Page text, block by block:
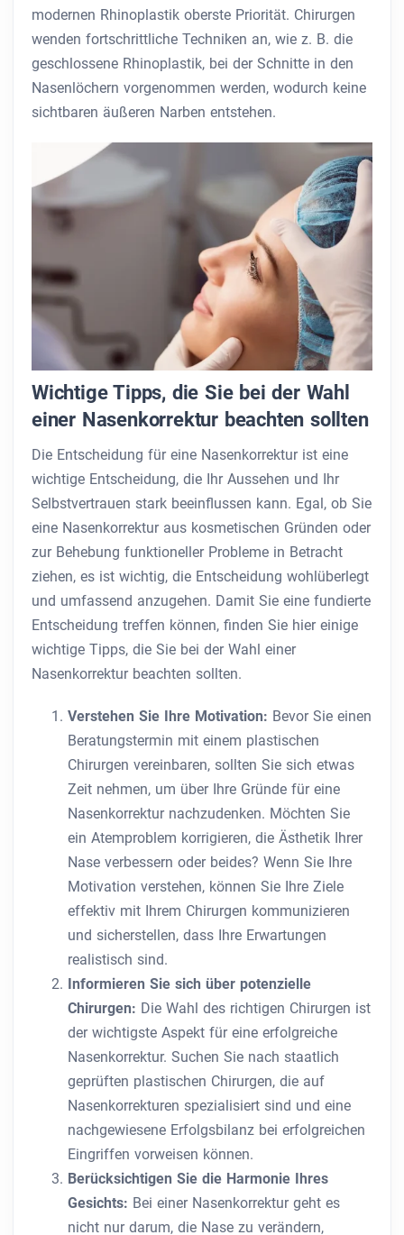
modernen Rhinoplastik oberste Priorität. Chirurgen
wenden fortschrittliche Techniken an, wie z. B. die
geschlossene Rhinoplastik, bei der Schnitte in den
Nasenlöchern vorgenommen werden, wodurch keine
sichtbaren äußeren Narben entstehen.
Wichtige Tipps, die Sie bei der Wahl
einer Nasenkorrektur beachten sollten
Die Entscheidung für eine Nasenkorrektur ist eine
wichtige Entscheidung, die Ihr Aussehen und Ihr
Selbstvertrauen stark beeinflussen kann. Egal, ob Sie
eine Nasenkorrektur aus kosmetischen Gründen oder
zur Behebung funktioneller Probleme in Betracht
ziehen, es ist wichtig, die Entscheidung wohlüberlegt
und umfassend anzugehen. Damit Sie eine fundierte
Entscheidung treffen können, finden Sie hier einige
wichtige Tipps, die Sie bei der Wahl einer
Nasenkorrektur beachten sollten.
Verstehen Sie Ihre Motivation: Bevor Sie einen
Beratungstermin mit einem plastischen
Chirurgen vereinbaren, sollten Sie sich etwas
Zeit nehmen, um über Ihre Gründe für eine
Nasenkorrektur nachzudenken. Möchten Sie
ein Atemproblem korrigieren, die Ästhetik Ihrer
Nase verbessern oder beides? Wenn Sie Ihre
Motivation verstehen, können Sie Ihre Ziele
effektiv mit Ihrem Chirurgen kommunizieren
und sicherstellen, dass Ihre Erwartungen
realistisch sind.
Informieren Sie sich über potenzielle
Chirurgen: Die Wahl des richtigen Chirurgen ist
der wichtigste Aspekt für eine erfolgreiche
Nasenkorrektur. Suchen Sie nach staatlich
geprüften plastischen Chirurgen, die auf
Nasenkorrekturen spezialisiert sind und eine
nachgewiesene Erfolgsbilanz bei erfolgreichen
Eingriffen vorweisen können.
Berücksichtigen Sie die Harmonie Ihres
Gesichts: Bei einer Nasenkorrektur geht es
nicht nur darum, die Nase zu verändern,